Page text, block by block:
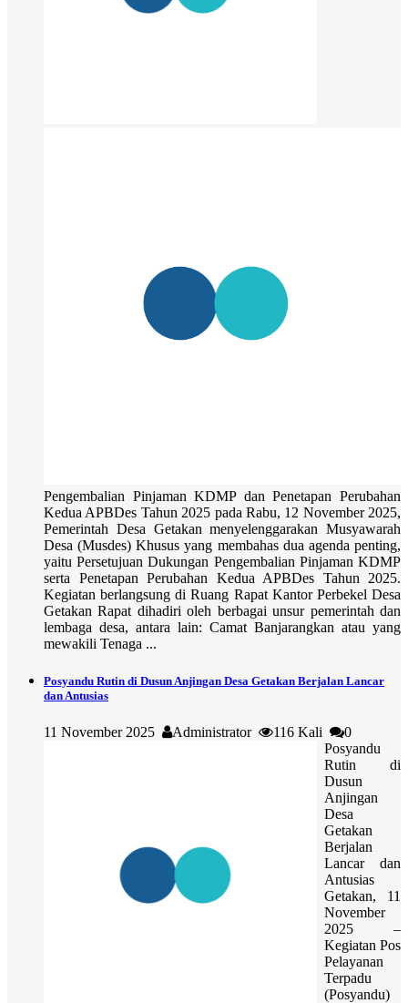
Pengembalian Pinjaman KDMP dan Penetapan Perubahan
Kedua APBDes Tahun 2025 pada Rabu, 12 November 2025,
Pemerintah Desa Getakan menyelenggarakan Musyawarah
Desa (Musdes) Khusus yang membahas dua agenda penting,
yaitu Persetujuan Dukungan Pengembalian Pinjaman KDMP
serta Penetapan Perubahan Kedua APBDes Tahun 2025.
Kegiatan berlangsung di Ruang Rapat Kantor Perbekel Desa
Getakan Rapat dihadiri oleh berbagai unsur pemerintah dan
lembaga desa, antara lain: Camat Banjarangkan atau yang
mewakili Tenaga ...
Posyandu Rutin di Dusun Anjingan Desa Getakan Berjalan Lancar
dan Antusias
11 November 2025 Administrator 116 Kali
0
Posyandu
Rutin di
Dusun
Anjingan
Desa
Getakan
Berjalan
Lancar dan
Antusias
Getakan, 11
November
2025 –
Kegiatan Pos
Pelayanan
Terpadu
(Posyandu)